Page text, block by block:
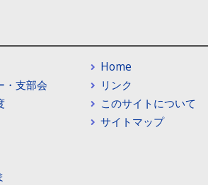
・支部会
Home
リンク
このサイトについて
サイトマップ